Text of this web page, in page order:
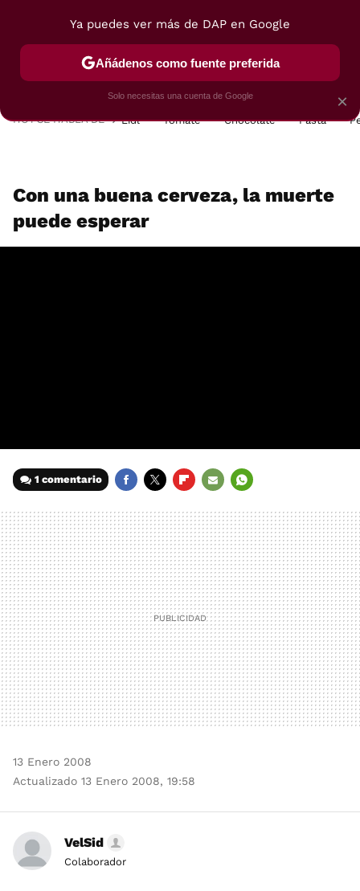
POSTRES VIAJES SELECCIÓN VEGUI
HOY SE HABLA DE Lidl Tomate Chocolate Pasta
Con una buena cerveza, la muerte
puede esperar
1 comentario
MAIL
13 Enero 2008
Actualizado 13 Enero 2008, 19:58
VelSid
Colaborador
×
Ya puedes ver más de DAP en Google
Añádenos como fuente preferida
Solo necesitas una cuenta de Google